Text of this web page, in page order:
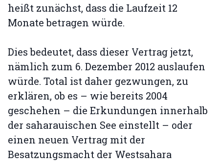
heißt zunächst, dass die Laufzeit 12
Monate betragen würde.
Dies bedeutet, dass dieser Vertrag jetzt,
nämlich zum 6. Dezember 2012 auslaufen
würde. Total ist daher gezwungen, zu
erklären, ob es – wie bereits 2004
geschehen – die Erkundungen innerhalb
der saharauischen See einstellt – oder
einen neuen Vertrag mit der
Besatzungsmacht der Westsahara